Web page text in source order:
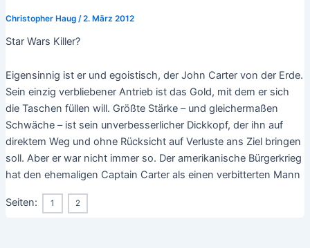
Christopher Haug /2. März 2012
Star Wars Killer?
Eigensinnig ist er und egoistisch, der John Carter von der Erde.
Sein einzig verbliebener Antrieb ist das Gold, mit dem er sich
die Taschen füllen will. Größte Stärke – und gleichermaßen
Schwäche – ist sein unverbesserlicher Dickkopf, der ihn auf
direktem Weg und ohne Rücksicht auf Verluste ans Ziel bringen
soll. Aber er war nicht immer so. Der amerikanische Bürgerkrieg
hat den ehemaligen Captain Carter als einen verbitterten Mann
Seiten: 1 2